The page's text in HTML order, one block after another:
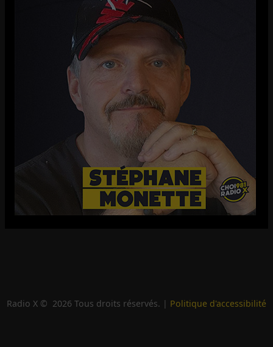
Radio X © 2026 Tous droits réservés. | Politique d'accessibilité